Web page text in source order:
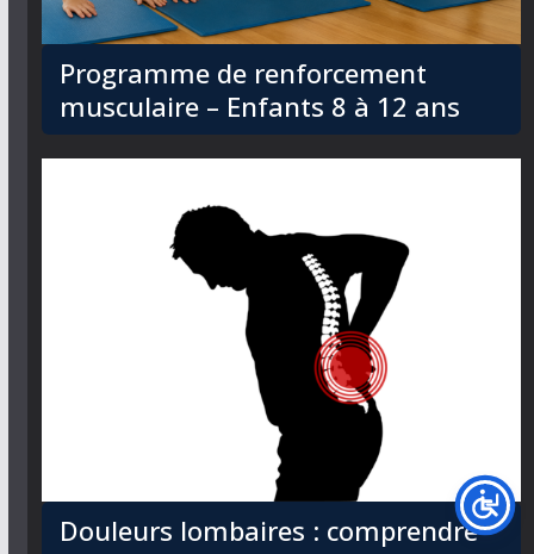
Programme de renforcement
musculaire – Enfants 8 à 12 ans
Douleurs lombaires : comprendre